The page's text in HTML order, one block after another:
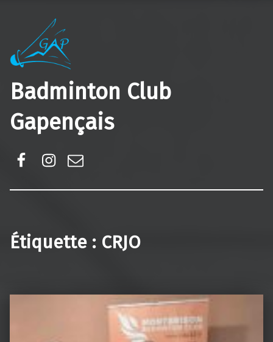
Badminton Club
Gapençais
Étiquette : CRJO